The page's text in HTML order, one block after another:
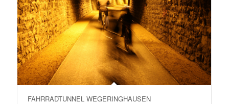
FAHRRADTUNNEL WEGERINGHAUSEN